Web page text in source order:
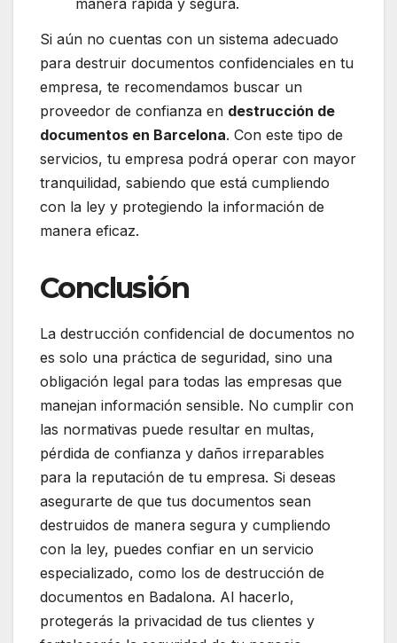
Si aún no cuentas con un sistema adecuado
para destruir documentos confidenciales en tu
empresa, te recomendamos buscar un
proveedor de confianza en destrucción de
documentos en Barcelona. Con este tipo de
servicios, tu empresa podrá operar con mayor
tranquilidad, sabiendo que está cumpliendo
con la ley y protegiendo la información de
manera eficaz.
Conclusión
La destrucción confidencial de documentos no
es solo una práctica de seguridad, sino una
obligación legal para todas las empresas que
manejan información sensible. No cumplir con
las normativas puede resultar en multas,
pérdida de confianza y daños irreparables
para la reputación de tu empresa. Si deseas
asegurarte de que tus documentos sean
destruidos de manera segura y cumpliendo
con la ley, puedes confiar en un servicio
especializado, como los de destrucción de
documentos en Badalona. Al hacerlo,
protegerás la privacidad de tus clientes y